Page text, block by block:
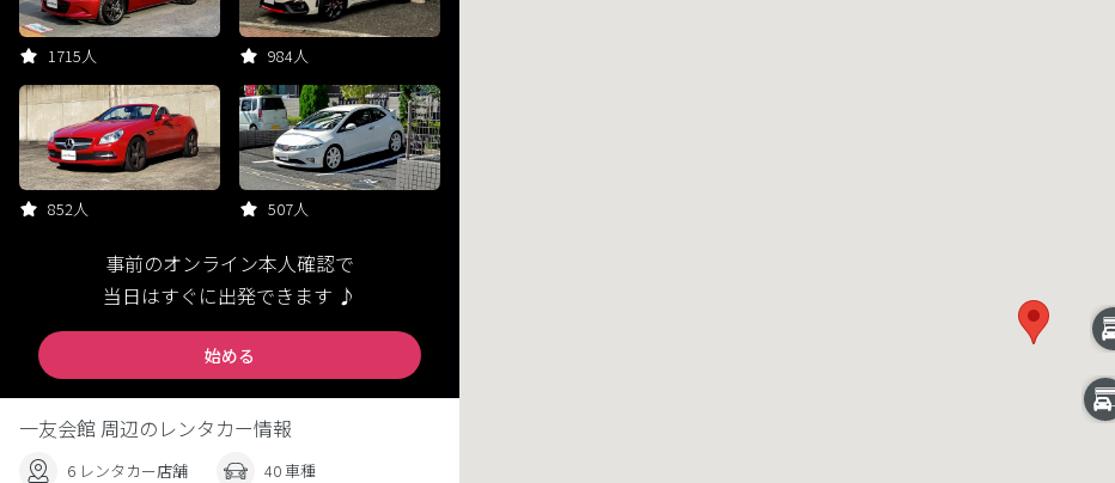
1715人 984人
852人 507人
事前のオンライン本人確認で
当日はすぐに出発できます ♪
始める
一友会館 周辺のレンタカー情報
6 レンタカー店舗 40 車種